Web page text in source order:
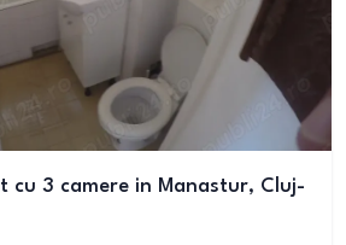
cu 3 camere in Manastur, Cluj-